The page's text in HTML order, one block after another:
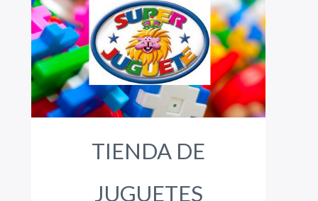
TIENDA DE
JUGUETES